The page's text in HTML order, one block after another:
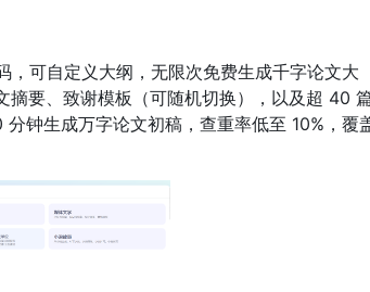
，可自定义大纲，无限次免费生成千字论文大
要、致谢模板（可随机切换），以及超 40
钟生成万字论文初稿，查重率低至 10%，覆